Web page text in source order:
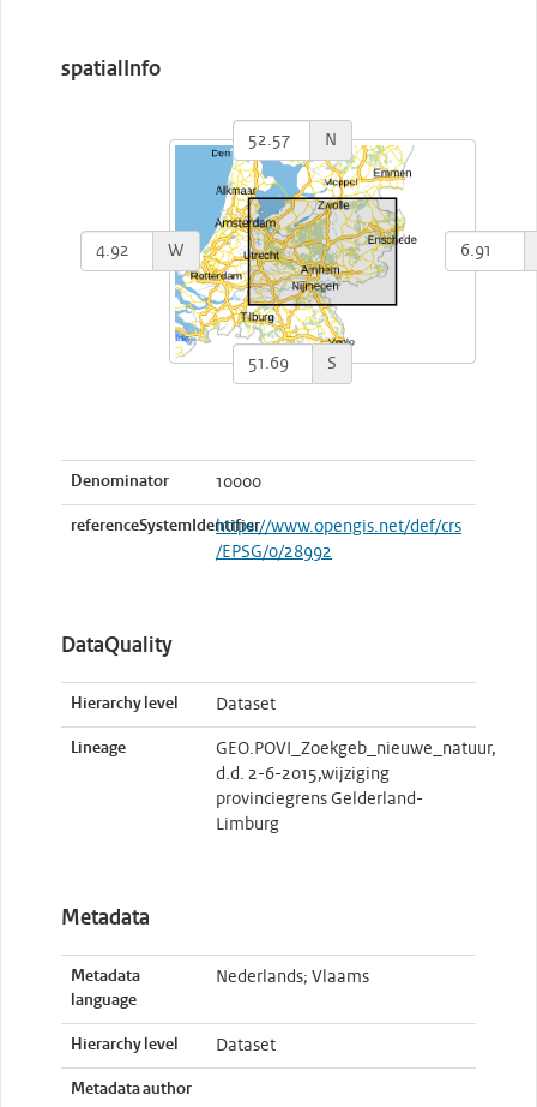
spatialInfo
N
S
W
Denominator 10000
referenceSystemIdentifierhttps://www.opengis.net/def/crs
/EPSG/0/28992
DataQuality
Hierarchy level Dataset
Lineage
GEO.POVI_Zoekgeb_nieuwe_natuur,
d.d. 2-6-2015,wijziging
provinciegrens Gelderland-
Limburg
Metadata
Metadata
language
Nederlands; Vlaams
Hierarchy level Dataset
Metadata author